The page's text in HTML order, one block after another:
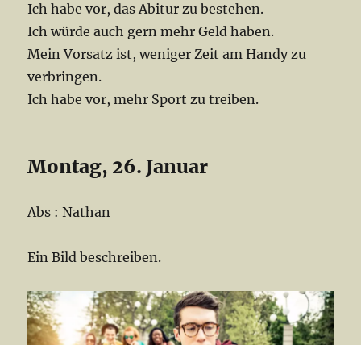
Ich habe vor, das Abitur zu bestehen.
Ich würde auch gern mehr Geld haben.
Mein Vorsatz ist, weniger Zeit am Handy zu
verbringen.
Ich habe vor, mehr Sport zu treiben.
Montag, 26. Januar
Abs : Nathan
Ein Bild beschreiben.